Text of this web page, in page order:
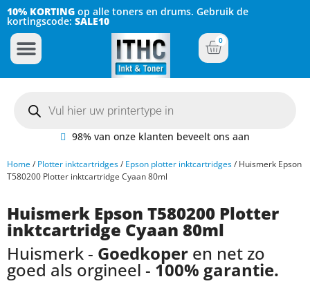
10% KORTING op alle toners en drums. Gebruik de
kortingscode: SALE10
0
98% van onze klanten beveelt ons aan
Home/ Plotter inktcartridges/ Epson plotter inktcartridges/ Huismerk Epson
T580200 Plotter inktcartridge Cyaan 80ml
Huismerk Epson T580200 Plotter
inktcartridge Cyaan 80ml
Huismerk - Goedkoper en net zo
goed als orgineel - 100% garantie.